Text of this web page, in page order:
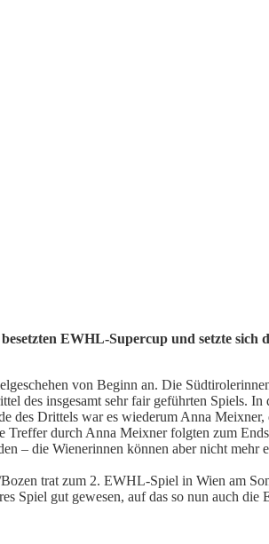
EWHL-Supercup und setzte sich
von Beginn an. Die
insgesamt sehr fair geführten Spiels. In
des Drittels war es wiederum Anna
durch Anna Meixner folgten zum
– die Wienerinnen können aber nicht mehr
trat zum 2. EWHL-Spiel in Wien am
Spiel gut gewesen, auf das so nun auch die